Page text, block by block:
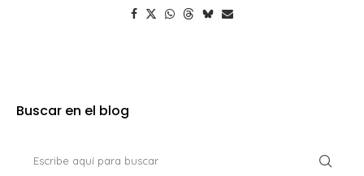
Buscar en el blog